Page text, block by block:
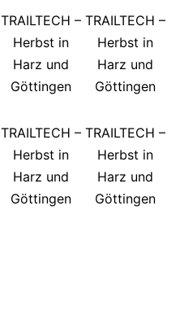
TRAILTECH –
Herbst in
Harz und
Göttingen
TRAILTECH –
Herbst in
Harz und
Göttingen
TRAILTECH –
Herbst in
Harz und
Göttingen
TRAILTECH –
Herbst in
Harz und
Göttingen